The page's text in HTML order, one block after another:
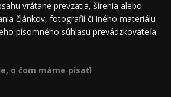
vrátane prevzatia, šírenia alebo
článkov, fotografií či iného materiálu
písomného súhlasu prevádzkovateľa
o čom máme písať!